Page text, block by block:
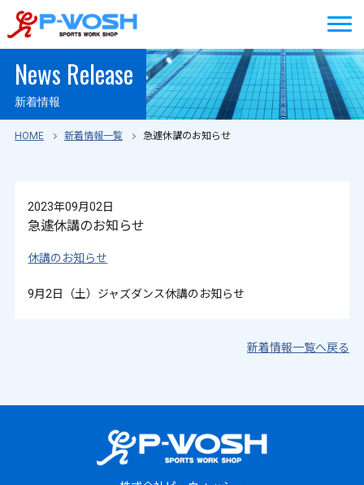
News Release
新着情報
HOME 新着情報一覧 急遽休講のお知らせ
2023年09月02日
急遽休講のお知らせ
休講のお知らせ
9月2日（土）ジャズダンス休講のお知らせ
新着情報一覧へ戻る